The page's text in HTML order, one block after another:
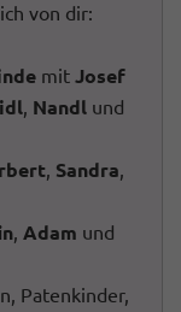
von dir:
mit Josef
, Nandlund
, Sandra,
, Adam und
Patenkinder,